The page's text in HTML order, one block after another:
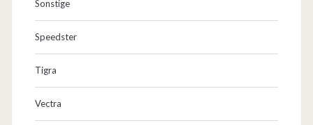
Sonstige
Speedster
Tigra
Vectra